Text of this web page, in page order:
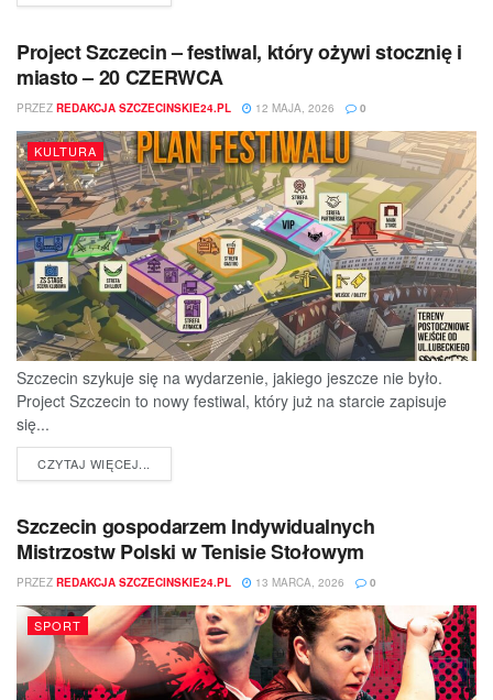
Project Szczecin – festiwal, który ożywi stocznię i
miasto – 20 CZERWCA
PRZEZ REDAKCJA SZCZECINSKIE24.PL 12 MAJA, 2026 0
KULTURA
Szczecin szykuje się na wydarzenie, jakiego jeszcze nie było.
Project Szczecin to nowy festiwal, który już na starcie zapisuje
się...
CZYTAJ WIĘCEJ...
Szczecin gospodarzem Indywidualnych
Mistrzostw Polski w Tenisie Stołowym
PRZEZ REDAKCJA SZCZECINSKIE24.PL 13 MARCA, 2026 0
SPORT